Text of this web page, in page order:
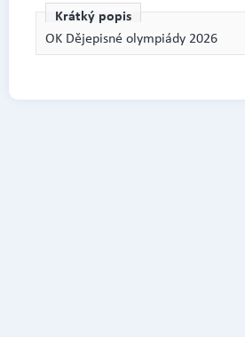
Krátký popis
OK Dějepisné olympiády 2026